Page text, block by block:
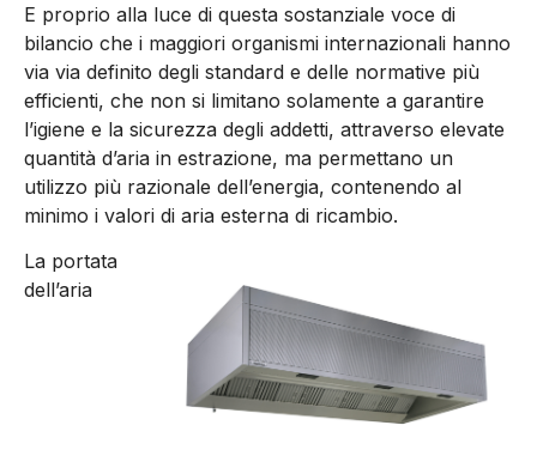
E proprio alla luce di questa sostanziale voce di
bilancio che i maggiori organismi internazionali hanno
via via definito degli standard e delle normative più
efficienti, che non si limitano solamente a garantire
l’igiene e la sicurezza degli addetti, attraverso elevate
quantità d’aria in estrazione, ma permettano un
utilizzo più razionale dell’energia, contenendo al
minimo i valori di aria esterna di ricambio.
La portata
dell’aria